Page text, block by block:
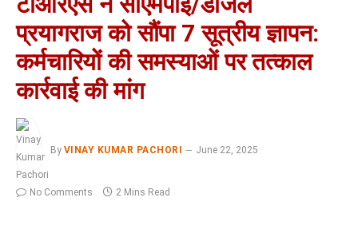
प्रयागराज को सौंपा 7 सूत्रीय ज्ञापन:
कर्मचारियों की समस्याओं पर तत्काल
कार्रवाई की मांग
By VINAY KUMAR PACHORI June 22, 2025
No Comments 2 Mins Read